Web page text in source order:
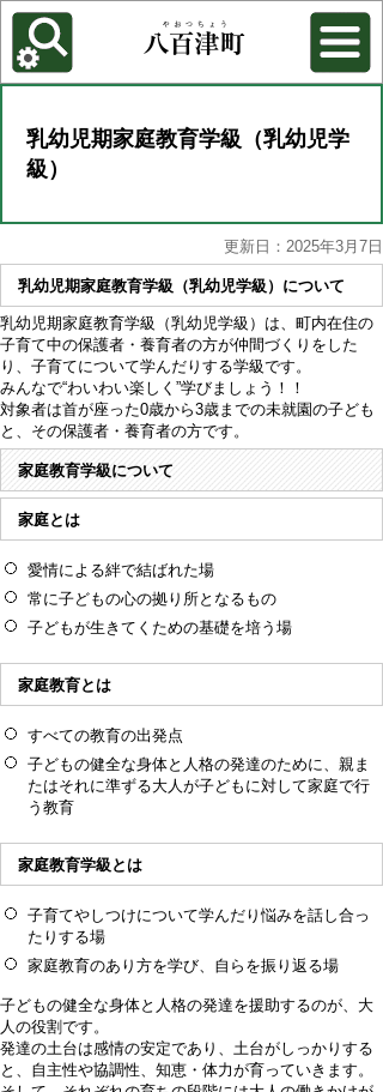
各種機能
背景色を変更する
乳幼児期家庭教育学級（乳幼児学
級）
更新日：2025年3月7日
乳幼児期家庭教育学級（乳幼児学級）について
乳幼児期家庭教育学級（乳幼児学級）は、町内在住の
子育て中の保護者・養育者の方が仲間づくりをした
り、子育てについて学んだりする学級です。
みんなで“わいわい楽しく”学びましょう！！
対象者は首が座った0歳から3歳までの未就園の子ども
と、その保護者・養育者の方です。
家庭教育学級について
家庭とは
愛情による絆で結ばれた場
常に子どもの心の拠り所となるもの
子どもが生きてくための基礎を培う場
家庭教育とは
すべての教育の出発点
子どもの健全な身体と人格の発達のために、親ま
たはそれに準ずる大人が子どもに対して家庭で行
う教育
家庭教育学級とは
子育てやしつけについて学んだり悩みを話し合っ
たりする場
家庭教育のあり方を学び、自らを振り返る場
子どもの健全な身体と人格の発達を援助するのが、大
人の役割です。
発達の土台は感情の安定であり、土台がしっかりする
と、自主性や協調性、知恵・体力が育っていきます。